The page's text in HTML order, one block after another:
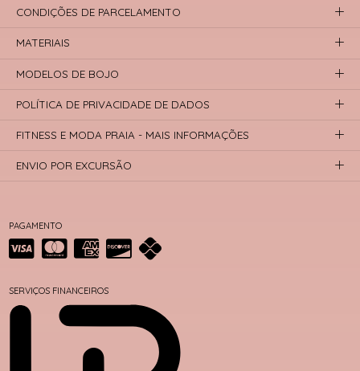
PAGAMENTO
SERVIÇOS FINANCEIROS
CONDIÇÕES DE PARCELAMENTO
MATERIAIS
MODELOS DE BOJO
POLÍTICA DE PRIVACIDADE DE DADOS
FITNESS E MODA PRAIA - MAIS INFORMAÇÕES
ENVIO POR EXCURSÃO